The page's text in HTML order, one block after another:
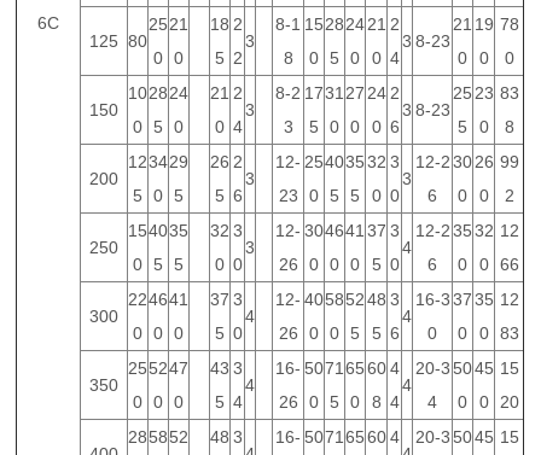
6C
125 80
25
0
21
0
18
5
2
2
3
8-1
8
15
0
28
5
24
0
21
0
2
4
3 8-23
21
0
19
0
78
0
150
10
0
28
5
24
0
21
0
2
4
3
8-2
3
17
5
31
0
27
0
24
0
2
6
3 8-23
25
5
23
0
83
8
200
12
5
34
0
29
5
26
5
2
6
3
12-
23
25
0
40
5
35
5
32
0
3
0
3
12-2
6
30
0
26
0
99
2
250
15
0
40
5
35
5
32
0
3
0
3
12-
26
30
0
46
0
41
0
37
5
3
0
4
12-2
6
35
0
32
0
12
66
300
22
0
46
0
41
0
37
5
3
0
4
12-
26
40
0
58
0
52
5
48
5
3
6
4
16-3
0
37
0
35
0
12
83
350
25
0
52
0
47
0
43
5
3
4
4
16-
26
50
0
71
5
65
0
60
8
4
4
4
20-3
4
50
0
45
0
15
20
285852 48 3
16- 5071 65604
20-3 5045 15